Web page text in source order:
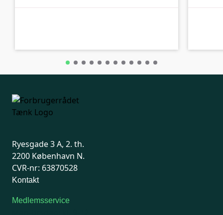
Ryesgade 3 A, 2. th.
2200 København N.
CVR-nr: 63870528
Kontakt
Medlemsservice